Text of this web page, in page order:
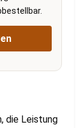
die Leistung